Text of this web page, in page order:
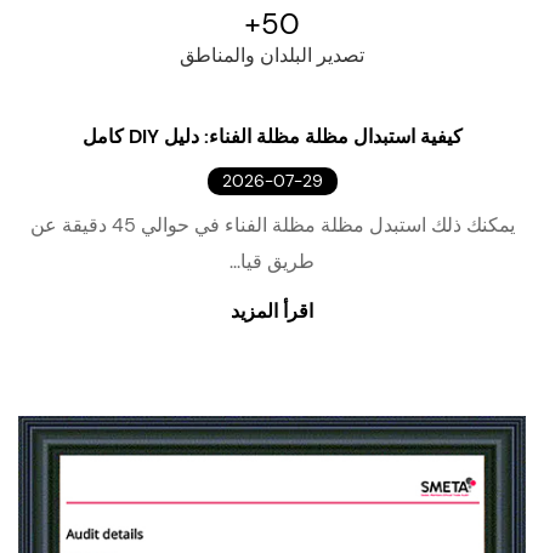
50
+
تصدير البلدان والمناطق
كيفية استبدال مظلة مظلة الفناء: دليل DIY كامل
2026-07-29
يمكنك ذلك استبدل مظلة مظلة الفناء في حوالي 45 دقيقة عن
طريق قيا...
اقرأ المزيد